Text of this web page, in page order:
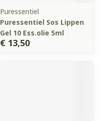
Puressentiel
Puressentiel Sos Lippen
Gel 10 Ess.olie 5ml
€ 13,50